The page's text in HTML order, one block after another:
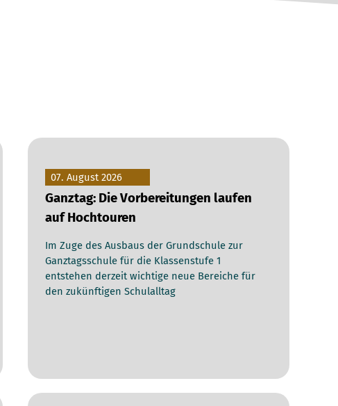
07. August 2026
Ganztag: Die Vorbereitungen laufen
auf Hochtouren
Im Zuge des Ausbaus der Grundschule zur
Ganztagsschule für die Klassenstufe 1
entstehen derzeit wichtige neue Bereiche für
den zukünftigen Schulalltag